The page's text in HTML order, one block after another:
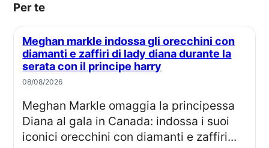
Per te
Meghan markle indossa gli orecchini con
diamanti e zaffiri di lady diana durante la
serata con il principe harry
08/08/2026
Meghan Markle omaggia la principessa
Diana al gala in Canada: indossa i suoi
iconici orecchini con diamanti e zaffiri...